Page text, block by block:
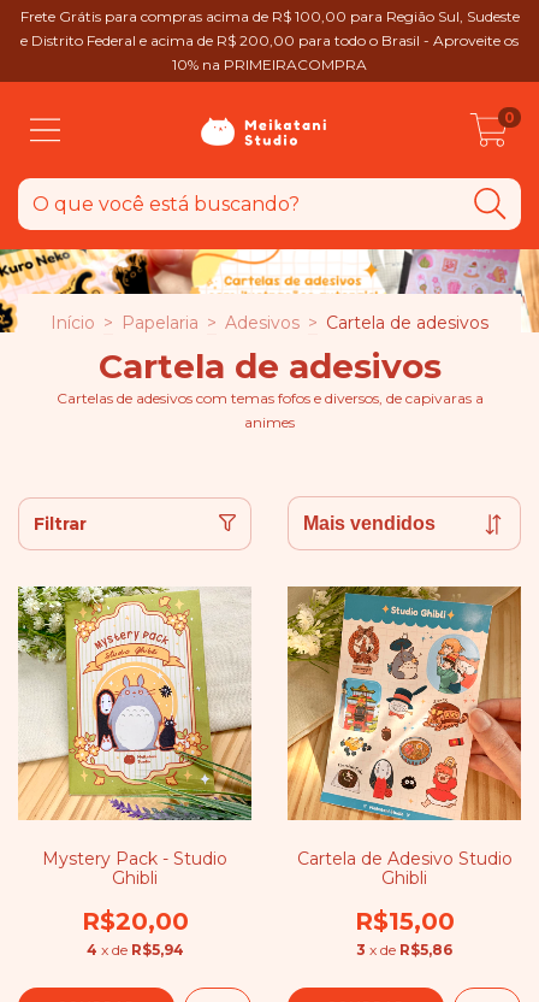
Frete Grátis para compras acima de R$ 100,00 para Região Sul, Sudeste
e Distrito Federal e acima de R$ 200,00 para todo o Brasil - Aproveite os
10% na PRIMEIRACOMPRA
0
Início > Papelaria > Adesivos > Cartela de adesivos
Cartela de adesivos
Cartelas de adesivos com temas fofos e diversos, de capivaras a
animes
Filtrar
Mystery Pack - Studio
Ghibli
R$20,00
4 x de R$5,94
Cartela de Adesivo Studio
Ghibli
R$15,00
3 x de R$5,86